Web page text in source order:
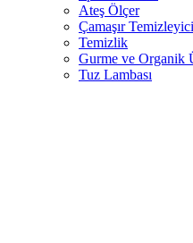
Ateş Ölçer
Çamaşır Temizleyici
Temizlik
Gurme ve Organik
Tuz Lambası